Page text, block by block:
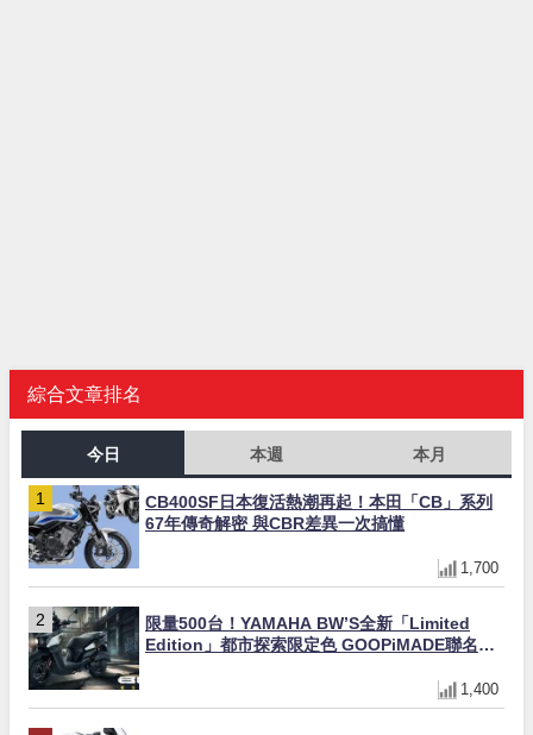
綜合文章排名
今日 本週 本月
CB400SF日本復活熱潮再起！本田「CB」系列
67年傳奇解密 與CBR差異一次搞懂
1,700
限量500台！YAMAHA BW’S全新「Limited
Edition」都市探索限定色 GOOPiMADE聯名包
1,400